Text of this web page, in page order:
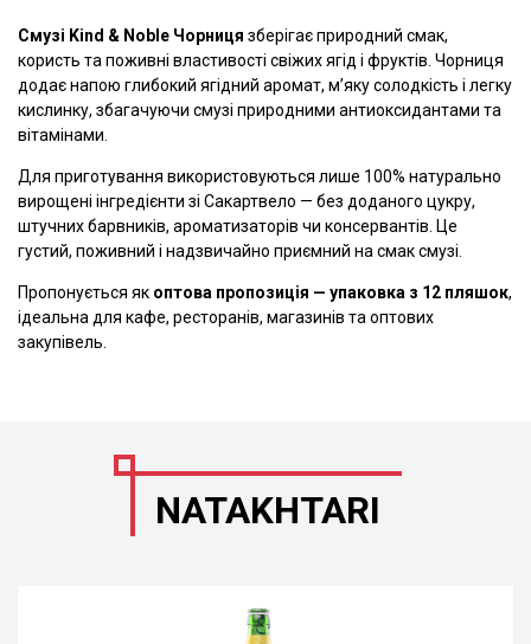
Смузі Kind & Noble Чорниця зберігає природний смак,
користь та поживні властивості свіжих ягід і фруктів. Чорниця
додає напою глибокий ягідний аромат, м’яку солодкість і легку
кислинку, збагачуючи смузі природними антиоксидантами та
вітамінами.
Для приготування використовуються лише 100% натурально
вирощені інгредієнти зі Сакартвело — без доданого цукру,
штучних барвників, ароматизаторів чи консервантів. Це
густий, поживний і надзвичайно приємний на смак смузі.
Пропонується як оптова пропозиція — упаковка з 12 пляшок,
ідеальна для кафе, ресторанів, магазинів та оптових
закупівель.
NATAKHTARI